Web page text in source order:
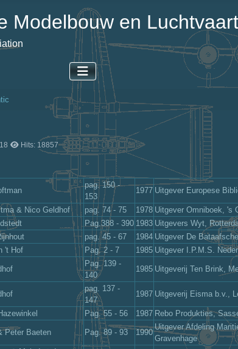
Modelbouw en
Hits: 18857
pag. 150 -
153
1977 Uitgever Europese
& Nico Geldhof pag. 74 - 75 1978 Uitgever Omniboek, 's
Pag.388 - 390 1983 Uitgevers Wyt,
pag. 45 - 67 1984 Uitgever De
't Hof Pag. 2 - 7 1985 Uitgever I.P.M.S.
Pag. 139 -
140
1985 Uitgeverij Ten Brink,
pag. 137 -
147
1987 Uitgeverij Eisma b.v.,
Pag. 55 - 56 1987 Rebo Produkties,
Peter Baeten Pag. 89 - 93 1990
Uitgever Afdeling
Gravenhage